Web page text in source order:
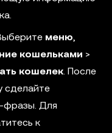
меню,
кошельками >
кошелек. После
сделайте
фразы. Для
к